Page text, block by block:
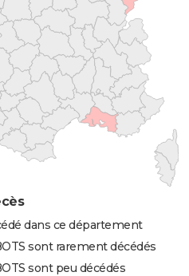
dans ce département
sont rarement décédés
sont peu décédés